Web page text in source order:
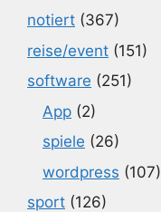
notiert (367)
reise/event (151)
software (251)
App (2)
spiele (26)
wordpress (107)
sport (126)